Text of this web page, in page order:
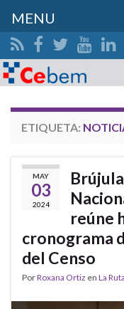
Search for:
ETIQUETA:
MAY
03
2024
reúne
cronograma
del Censo
PorRoxana Ortiz en La
MENU